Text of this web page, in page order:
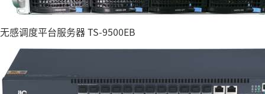
无感调度平台服务器 TS-9500EB